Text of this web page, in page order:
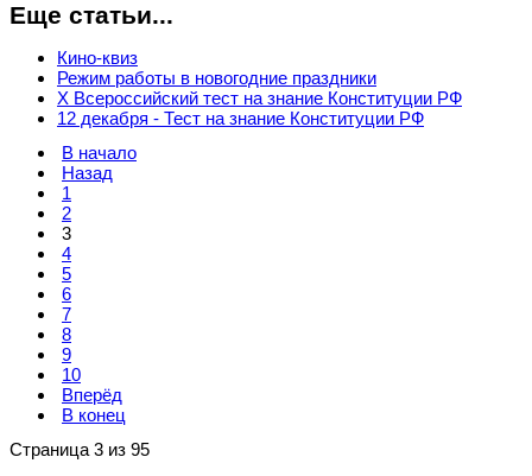
Еще статьи...
Кино-квиз
Режим работы в новогодние праздники
Х Всероссийский тест на знание Конституции РФ
12 декабря - Тест на знание Конституции РФ
В начало
Назад
1
2
3
4
5
6
7
8
9
10
Вперёд
В конец
Страница 3 из 95